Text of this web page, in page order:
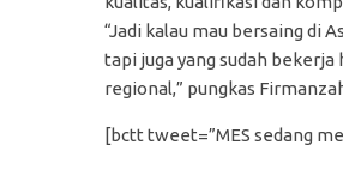
“Jadi kalau mau bersaing di
tapi juga yang sudah
regional,” pungkas
[bctt tweet=”MES sedang